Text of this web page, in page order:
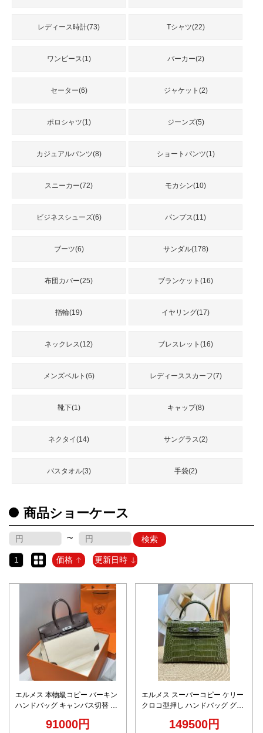
レディース時計(73) Tシャツ(22)
ワンピース(1) パーカー(2)
セーター(6) ジャケット(2)
ポロシャツ(1) ジーンズ(5)
カジュアルパンツ(8) ショートパンツ(1)
スニーカー(72) モカシン(10)
ビジネスシューズ(6) パンプス(11)
ブーツ(6) サンダル(178)
布団カバー(25) ブランケット(16)
指輪(19) イヤリング(17)
ネックレス(12) ブレスレット(16)
メンズベルト(6) レディーススカーフ(7)
靴下(1) キャップ(8)
ネクタイ(14) サングラス(2)
バスタオル(3) 手袋(2)
商品ショーケース
~ 検索
1 価格 更新日時
エルメス 本物級コピー バーキン
ハンドバッグ キャンバス切替 バ
91000円
エルメス スーパーコピー ケリー
クロコ型押し ハンドバッグ グリ
149500円